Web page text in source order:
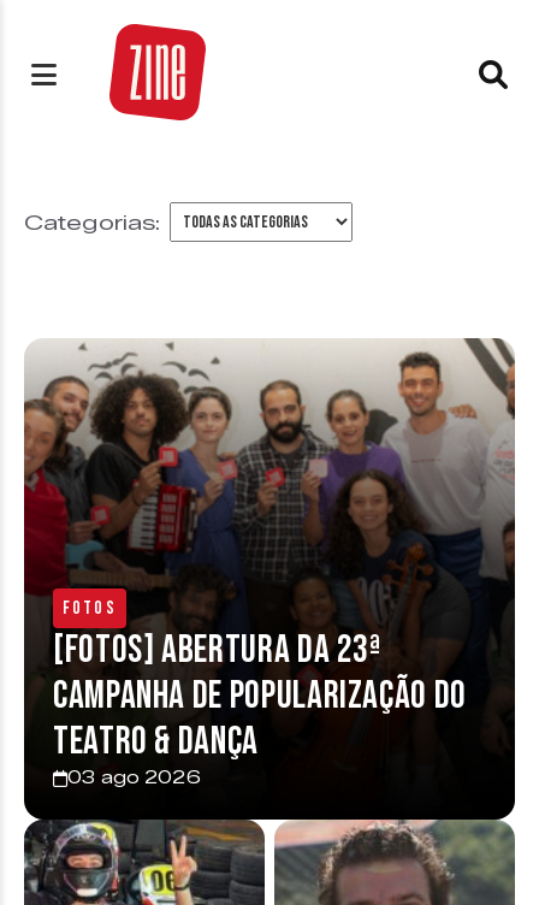
Categorias:
Fotos
[FOTOS] Abertura da 23ª
Campanha de Popularização do
Teatro & Dança
03 ago 2026